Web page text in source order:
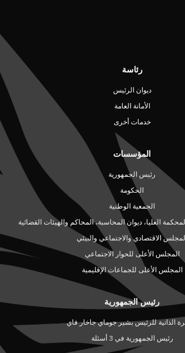
رئاسة
ديوان الرئيس
الأمانة العامة
خدمات أخرى
المؤسسات
رئيس الجمهورية
الحكومة
الجمعية الوطنية
العليا، ديوان المحاسبة، المحاكم والهيئات القضائية
الاقتصادي والاجتماعي والبيئي
المجلس الأعلى للحوار الاجتماعي
المجلس الأعلى للجماعات الإقليمية
رئيس الجمهورية
الذاتية للرئيس بشير جوماي جاخار فاي
رئيس الجمهورية في 3 أسئلة